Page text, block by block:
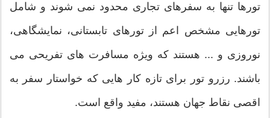
تورها تنها به سفرهای تجاری محدود نمی شوند و شامل
تورهایی مشخص اعم از تورهای تابستانی، نمایشگاهی،
نوروزی و ... هستند که ویژه مسافرت های تفریحی می
باشند. رزرو تور برای تازه کار هایی که خواستار سفر به
اقصی نقاط جهان هستند، مفید واقع است.